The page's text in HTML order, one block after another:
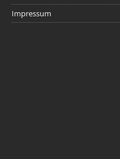
Impressum